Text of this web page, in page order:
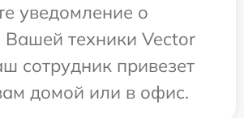
уведомление о
Вашей техники Vector
сотрудник привезет
домой или в офис.